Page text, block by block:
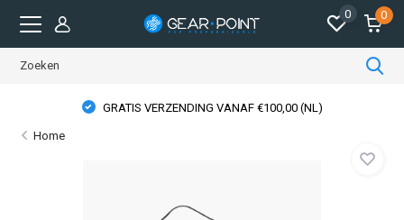
0 0
GRATIS VERZENDING VANAF €100,00 (NL)
Home